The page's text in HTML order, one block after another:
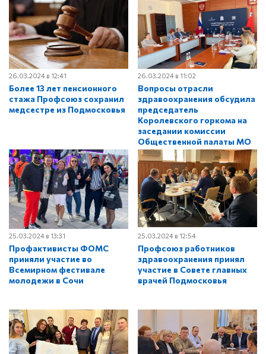
26.03.2024 в 12:41
Более 13 лет пенсионного
стажа Профсоюз сохранил
медсестре из Подмосковья
26.03.2024 в 11:02
Вопросы отрасли
здравоохранения обсудила
председатель
Королевского горкома на
заседании комиссии
Общественной палаты МО
25.03.2024 в 13:31
Профактивисты ФОМС
приняли участие во
Всемирном фестивале
молодежи в Сочи
25.03.2024 в 12:54
Профсоюз работников
здравоохранения принял
участие в Совете главных
врачей Подмосковья